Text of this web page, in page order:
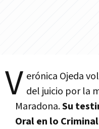
V erónica Ojeda
del juicio por la
Maradona.Su
Oral en lo